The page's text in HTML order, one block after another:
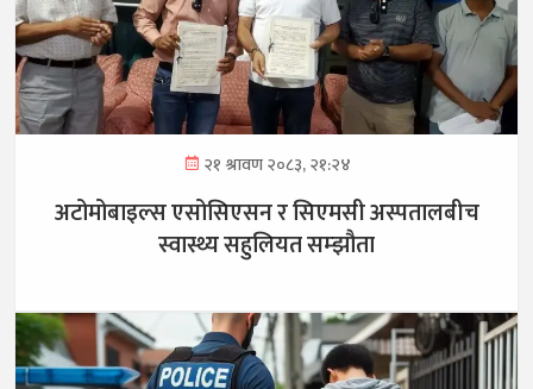
२१ श्रावण २०८३, २१:२४
अटोमोबाइल्स एसोसिएसन र सिएमसी अस्पतालबीच
स्वास्थ्य सहुलियत सम्झौता